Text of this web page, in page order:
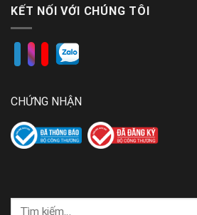
KẾT NỐI VỚI CHÚNG TÔI
CHỨNG NHẬN